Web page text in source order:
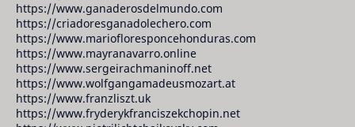
https://www.ganaderosdelmundo.com
https://criadoresganadolechero.com
https://www.mariofloresponcehonduras.com
https://www.mayranavarro.online
https://www.sergeirachmaninoff.net
https://www.wolfgangamadeusmozart.at
https://www.franzliszt.uk
https://www.fryderykfranciszekchopin.net